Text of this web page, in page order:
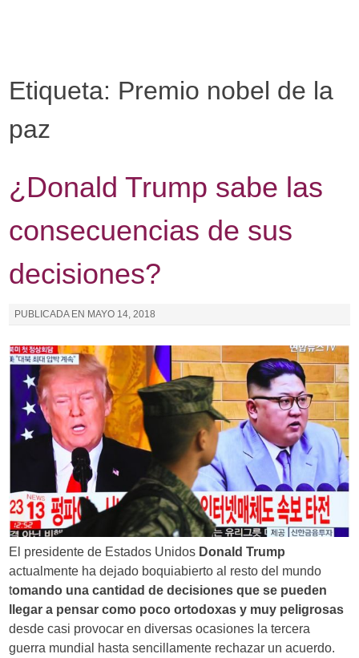
Etiqueta: Premio nobel de la
paz
¿Donald Trump sabe las
consecuencias de sus
decisiones?
PUBLICADA EN MAYO 14, 2018
El presidente de Estados Unidos Donald Trump
actualmente ha dejado boquiabierto al resto del mundo
tomando una cantidad de decisiones que se pueden
llegar a pensar como poco ortodoxas y muy peligrosas
desde casi provocar en diversas ocasiones la tercera
guerra mundial hasta sencillamente rechazar un acuerdo.